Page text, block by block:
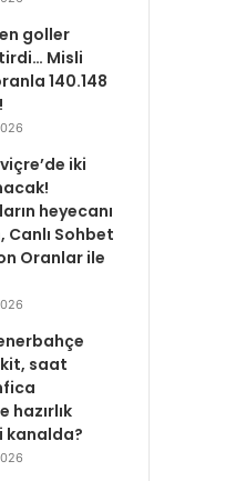
goller
Misli
140.148
iki
heyecanı
Canlı Sohbet
Oranlar ile
saat
hazırlık
kanalda?